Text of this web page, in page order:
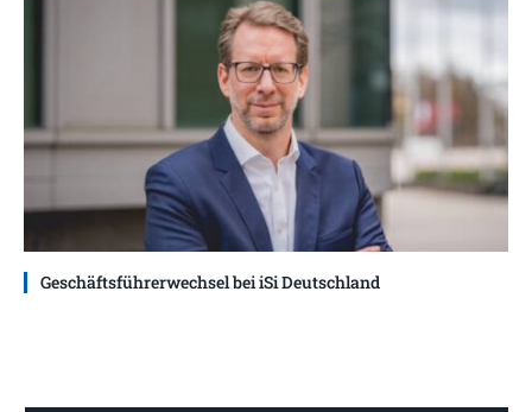
Geschäftsführerwechsel bei iSi Deutschland